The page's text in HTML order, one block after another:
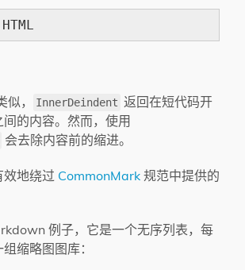
似， InnerDeindent 返回在短代码开
的内容。然而，使用
会去除内容前的缩进。
地绕过 CommonMark 规范中提供的
例子，它是一个无序列表，每
缩略图图库：